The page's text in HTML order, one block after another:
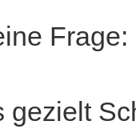
Frage:
gezielt